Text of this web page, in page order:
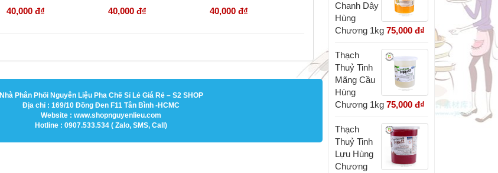
40,000 đ₫ 40,000 đ₫ 40,000 đ₫
Nhà Phân Phối Nguyên Liệu Pha Chế Sỉ Lẻ Giá Rẻ – S2 SHOP
Địa chỉ : 169/10 Đồng Đen F11 Tân Bình -HCMC
Website : www.shopnguyenlieu.com
Hotline : 0907.533.534 ( Zalo, SMS, Call)
Chanh Dây
Hùng
Chương 1kg 75,000 đ₫
Thạch
Thuỷ Tinh
Mãng Cầu
Hùng
Chương 1kg 75,000 đ₫
Thạch
Thuỷ Tinh
Lựu Hùng
Chương